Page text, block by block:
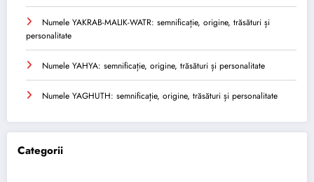
Numele YAKRAB-MALIK-WATR: semnificație, origine, trăsături și
personalitate
Numele YAHYA: semnificație, origine, trăsături și personalitate
Numele YAGHUTH: semnificație, origine, trăsături și personalitate
Categorii